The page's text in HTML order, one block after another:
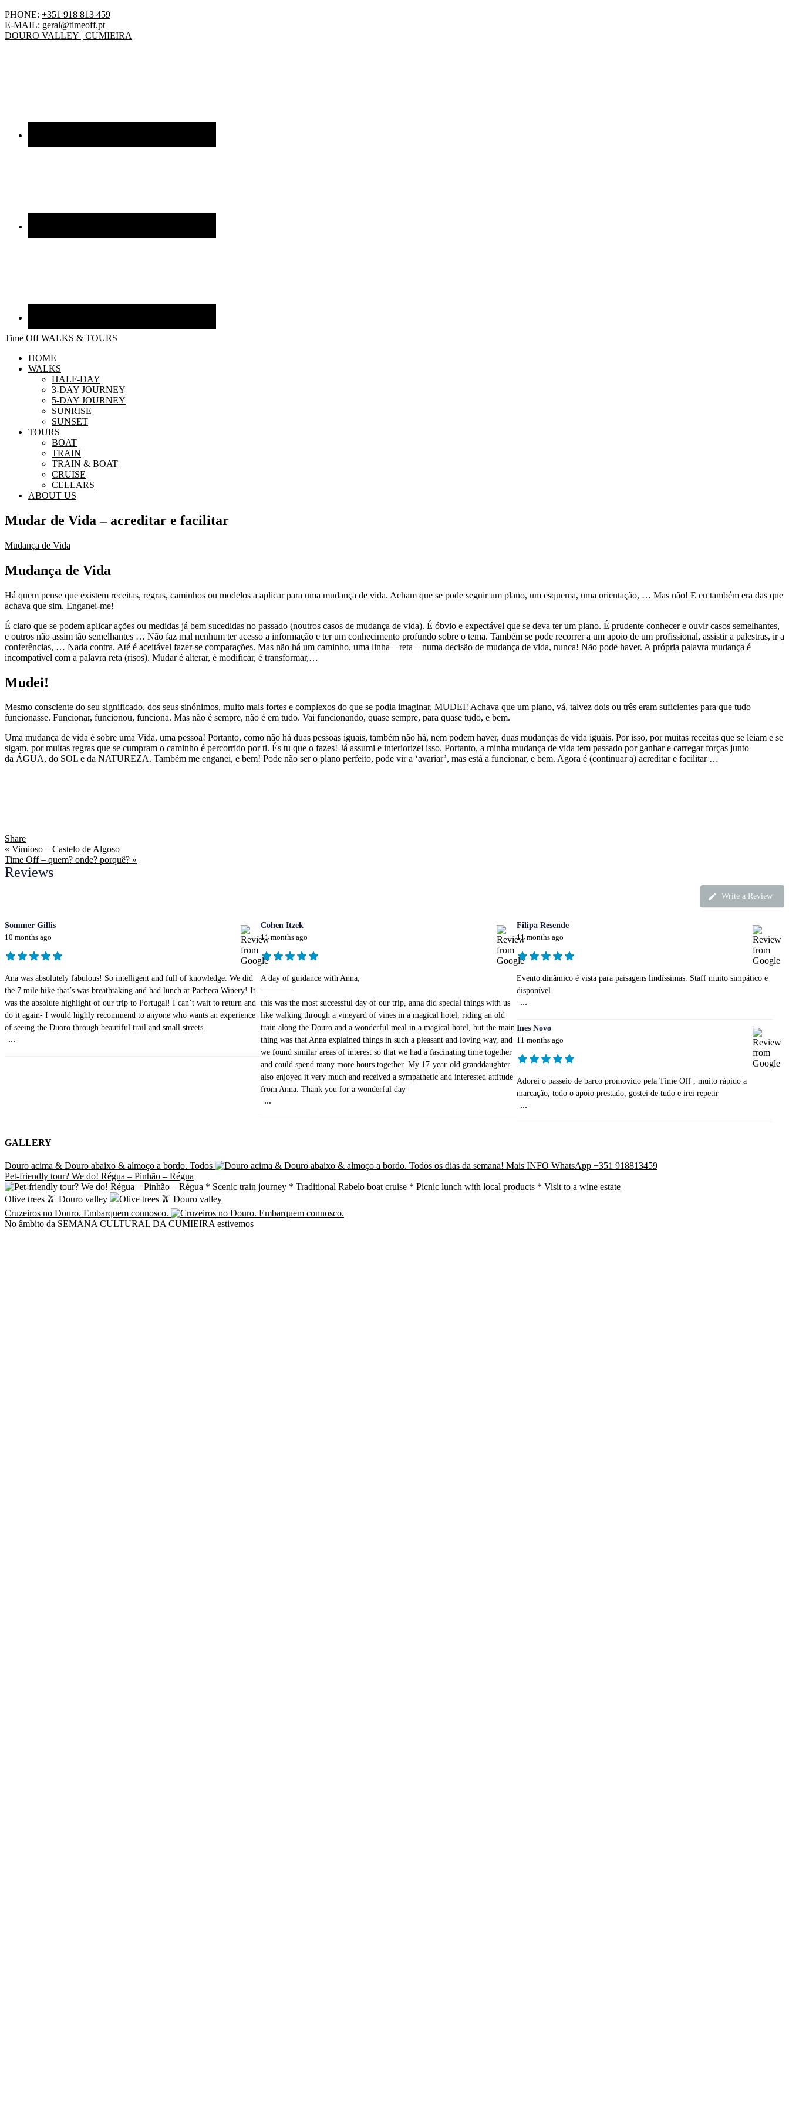
PHONE: +351 918 813 459
E-MAIL: geral@timeoff.pt
DOURO VALLEY | CUMIEIRA
Time Off WALKS & TOURS
HOME
WALKS
HALF-DAY
3-DAY JOURNEY
5-DAY JOURNEY
SUNRISE
SUNSET
TOURS
BOAT
TRAIN
TRAIN & BOAT
CRUISE
CELLARS
ABOUT US
Mudar de Vida – acreditar e facilitar
Mudança de Vida
Mudança de Vida
Há quem pense que existem receitas, regras, caminhos ou modelos a aplicar para uma mudança de vida. Acham que se pode seguir um plano, um esquema, uma orientação, … Mas não! E eu também era das que
achava que sim. Enganei-me!
É claro que se podem aplicar ações ou medidas já bem sucedidas no passado (noutros casos de mudança de vida). É óbvio e expectável que se deva ter um plano. É prudente conhecer e ouvir casos semelhantes,
e outros não assim tão semelhantes … Não faz mal nenhum ter acesso a informação e ter um conhecimento profundo sobre o tema. Também se pode recorrer a um apoio de um profissional, assistir a palestras, ir a
conferências, … Nada contra. Até é aceitável fazer-se comparações. Mas não há um caminho, uma linha – reta – numa decisão de mudança de vida, nunca! Não pode haver. A própria palavra mudança é
incompatível com a palavra reta (risos). Mudar é alterar, é modificar, é transformar,…
Mudei!
Mesmo consciente do seu significado, dos seus sinónimos, muito mais fortes e complexos do que se podia imaginar, MUDEI! Achava que um plano, vá, talvez dois ou três eram suficientes para que tudo
funcionasse. Funcionar, funcionou, funciona. Mas não é sempre, não é em tudo. Vai funcionando, quase sempre, para quase tudo, e bem.
Uma mudança de vida é sobre uma Vida, uma pessoa! Portanto, como não há duas pessoas iguais, também não há, nem podem haver, duas mudanças de vida iguais. Por isso, por muitas receitas que se leiam e se
sigam, por muitas regras que se cumpram o caminho é percorrido por ti. És tu que o fazes! Já assumi e interiorizei isso. Portanto, a minha mudança de vida tem passado por ganhar e carregar forças junto
da ÁGUA, do SOL e da NATUREZA. Também me enganei, e bem! Pode não ser o plano perfeito, pode vir a ‘avariar’, mas está a funcionar, e bem. Agora é (continuar a) acreditar e facilitar …
Share
« Vimioso – Castelo de Algoso
Time Off – quem? onde? porquê? »
Reviews
Write a Review
Sommer Gillis
10 months ago
Ana was absolutely fabulous! So intelligent and full of knowledge. We did
the 7 mile hike that’s was breathtaking and had lunch at Pacheca Winery! It
was the absolute highlight of our trip to Portugal! I can’t wait to return and
do it again- I would highly recommend to anyone who wants an experience
of seeing the Duoro through beautiful trail and small streets.
...
Cohen Itzek
11 months ago
A day of guidance with Anna,
————
this was the most successful day of our trip, anna did special things with us
like walking through a vineyard of vines in a magical hotel, riding an old
train along the Douro and a wonderful meal in a magical hotel, but the main
thing was that Anna explained things in such a pleasant and loving way, and
we found similar areas of interest so that we had a fascinating time together
and could spend many more hours together. My 17-year-old granddaughter
also enjoyed it very much and received a sympathetic and interested attitude
from Anna. Thank you for a wonderful day
...
Filipa Resende
11 months ago
Evento dinâmico é vista para paisagens lindíssimas. Staff muito simpático e
disponível
...
Ines Novo
11 months ago
Adorei o passeio de barco promovido pela Time Off , muito rápido a
marcação, todo o apoio prestado, gostei de tudo e irei repetir
...
GALLERY
Douro acima & Douro abaixo & almoço a bordo. Todos
Pet-friendly tour? We do! Régua – Pinhão – Régua
Olive trees 🫒 Douro valley
Cruzeiros no Douro. Embarquem connosco.
No âmbito da SEMANA CULTURAL DA CUMIEIRA estivemos